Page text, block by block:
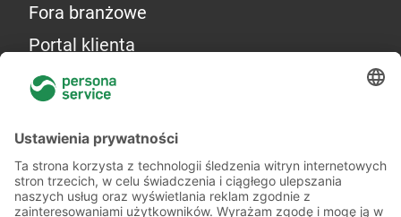
Fora branżowe
Portal klienta
Więcej o nas
Kilka słów o nas
Oddziały